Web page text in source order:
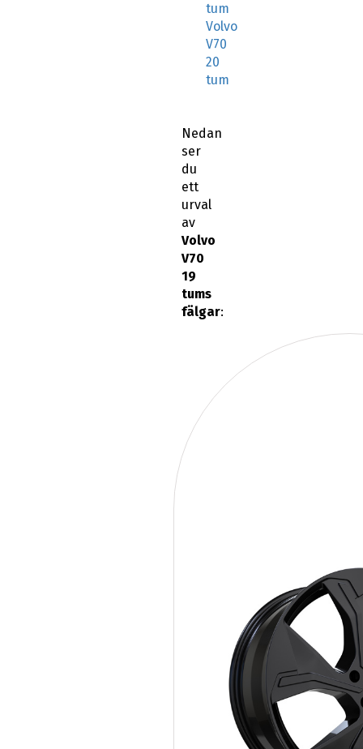
tum
Volvo
V70
20
tum
Nedan
ser
du
ett
urval
av
Volvo
V70
19
tums
fälgar: